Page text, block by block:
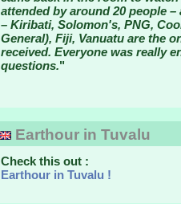
attended by around 20 people
– Kiribati, Solomon's, PNG,
General), Fiji, Vanuatu are the
received. Everyone was really
questions."
Earthour in Tuvalu
Check this out :
Earthour in Tuvalu !